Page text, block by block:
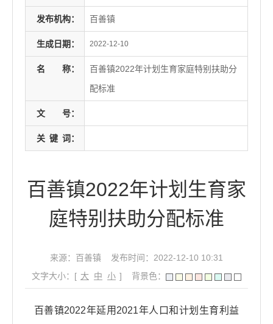
发布机构： 百善镇
生成日期： 2022-12-10
名 称：
百善镇2022年计划生育家庭特别扶助分
配标准
文 号：
关 键 词：
百善镇2022年计划生育家
庭特别扶助分配标准
来源：百善镇
发布时间：2022-12-10 10:31
文字大小：[ 大 中 小 ] 背景色：
百善镇2022年延用2021年人口和计划生育利益